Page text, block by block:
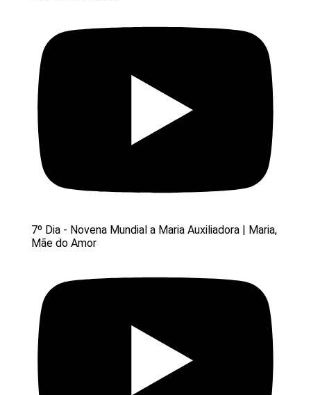
7º Dia - Novena Mundial a Maria Auxiliadora | Maria,
Mãe do Amor